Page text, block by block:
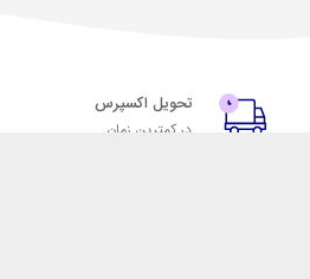
تحویل اکسپرس
در کمترین زمان